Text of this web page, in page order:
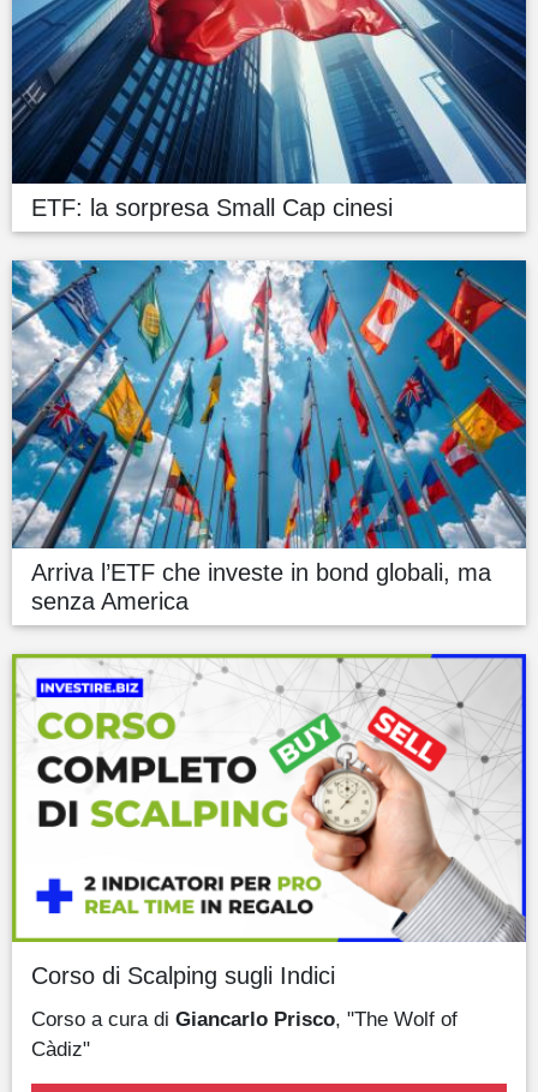
ETF: la sorpresa Small Cap cinesi
Arriva l’ETF che investe in bond globali, ma
senza America
Corso di Scalping sugli Indici
Corso a cura di Giancarlo Prisco, "The Wolf of
Càdiz"